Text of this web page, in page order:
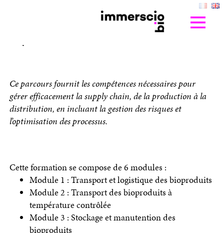
Ce parcours fournit les compétences nécessaires pour
gérer efficacement la supply chain, de la production à la
distribution, en incluant la gestion des risques et
l’optimisation des processus.
Cette formation se compose de 6 modules :
Module 1 : Transport et logistique des bioproduits
Module 2 : Transport des bioproduits à
température contrôlée
Module 3 : Stockage et manutention des
bioproduits